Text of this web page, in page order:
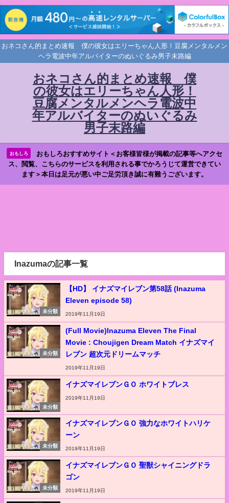
おネコさん的まとめ速報 僕の彼女はエリーちゃん人形！豆腐メンタルメン
ヘラ電波中年アルバイターのぬいぐるみ男子末路編
おネコさん的まとめ速報 僕
の彼女はエリーちゃん人形！
豆腐メンタルメンヘラ電波中
年アルバイターのぬいぐるみ
男子末路編
おもしろ
おもしろおすすめサイト＜お客様皆様が掲載の記事等へアクセ
ス、閲覧、こちらのサービスを利用される事でかろうじて運営できてい
ます＞本日は足元が悪い中ご足労頂き誠に有難うございます。
Inazumaの記事一覧
未分類
【HD】 イナズマイレブン第58話 (Inazuma
Eleven episode 58)
2019年11月19日
未分類
(Full Movie)Inazuma Eleven The Final
Movie : Choujigen Dream Match イナズマイ
レブン 超次元ドリームマッチ
2019年11月19日
未分類
イナズマイレブンＧＯ ホワイトブレス
2019年11月19日
未分類
イナズマイレブンＧＯ 強力なホワイトハリケ
ーン
2019年11月19日
未分類
イナズマイレブンＧＯ 聖獣シャイニングドラ
ゴン
2019年11月19日